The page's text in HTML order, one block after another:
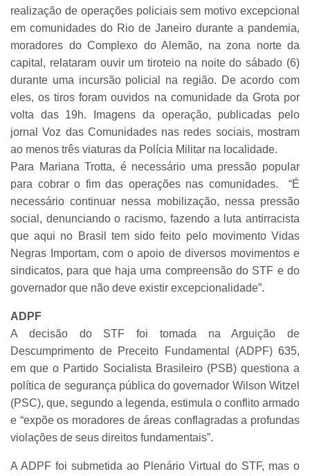
realização de operações policiais sem motivo excepcional
em comunidades do Rio de Janeiro durante a pandemia,
moradores do Complexo do Alemão, na zona norte da
capital, relataram ouvir um tiroteio na noite do sábado (6)
durante uma incursão policial na região. De acordo com
eles, os tiros foram ouvidos na comunidade da Grota por
volta das 19h. Imagens da operação, publicadas pelo
jornal Voz das Comunidades nas redes sociais, mostram
ao menos três viaturas da Polícia Militar na localidade.
Para Mariana Trotta, é necessário uma pressão popular
para cobrar o fim das operações nas comunidades. “É
necessário continuar nessa mobilização, nessa pressão
social, denunciando o racismo, fazendo a luta antirracista
que aqui no Brasil tem sido feito pelo movimento Vidas
Negras Importam, com o apoio de diversos movimentos e
sindicatos, para que haja uma compreensão do STF e do
governador que não deve existir excepcionalidade”.
ADPF
A decisão do STF foi tomada na Arguição de
Descumprimento de Preceito Fundamental (ADPF) 635,
em que o Partido Socialista Brasileiro (PSB) questiona a
política de segurança pública do governador Wilson Witzel
(PSC), que, segundo a legenda, estimula o conflito armado
e “expõe os moradores de áreas conflagradas a profundas
violações de seus direitos fundamentais”.
A ADPF foi submetida ao Plenário Virtual do STF, mas o